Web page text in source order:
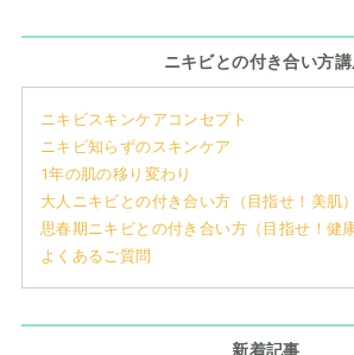
ニキビとの付き合い方
ニキビスキンケアコンセプト
ニキビ知らずのスキンケア
1年の肌の移り変わり
大人ニキビとの付き合い方（目指せ！美肌）
思春期ニキビとの付き合い方（目指せ！健康
よくあるご質問
新着記事